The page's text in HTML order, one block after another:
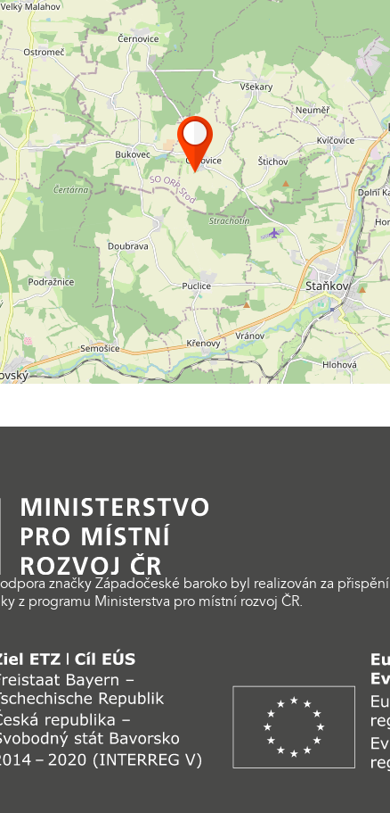
značky Západočeské baroko byl realizován za
z programu Ministerstva pro místní rozvoj ČR.